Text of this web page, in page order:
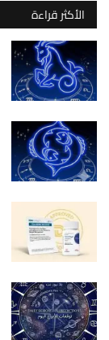
الأكثر قراءة